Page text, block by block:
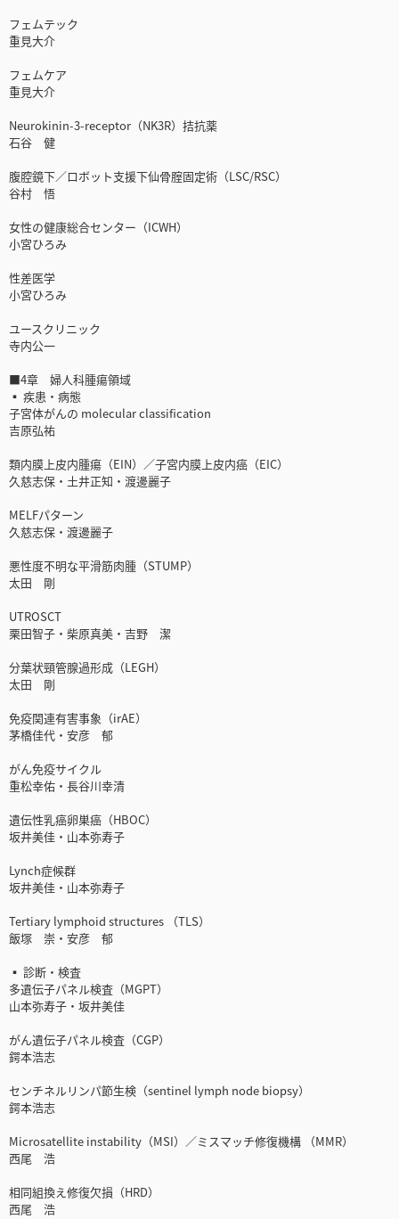
フェムテック
重見大介
フェムケア
重見大介
Neurokinin-3-receptor（NK3R）拮抗薬
石谷 健
腹腔鏡下／ロボット支援下仙骨腟固定術（LSC/RSC）
谷村 悟
女性の健康総合センター（ICWH）
小宮ひろみ
性差医学
小宮ひろみ
ユースクリニック
寺内公一
■4章 婦人科腫瘍領域
▪ 疾患・病態
子宮体がんの molecular classification
吉原弘祐
類内膜上皮内腫瘍（EIN）／子宮内膜上皮内癌（EIC）
久慈志保・土井正知・渡邊麗子
MELFパターン
久慈志保・渡邊麗子
悪性度不明な平滑筋肉腫（STUMP）
太田 剛
UTROSCT
栗田智子・柴原真美・吉野 潔
分葉状頸管腺過形成（LEGH）
太田 剛
免疫関連有害事象（irAE）
茅橋佳代・安彦 郁
がん免疫サイクル
重松幸佑・長谷川幸清
遺伝性乳癌卵巣癌（HBOC）
坂井美佳・山本弥寿子
Lynch症候群
坂井美佳・山本弥寿子
Tertiary lymphoid structures （TLS）
飯塚 崇・安彦 郁
▪ 診断・検査
多遺伝子パネル検査（MGPT）
山本弥寿子・坂井美佳
がん遺伝子パネル検査（CGP）
鍔本浩志
センチネルリンパ節生検（sentinel lymph node biopsy）
鍔本浩志
Microsatellite instability（MSI）／ミスマッチ修復機構 （MMR）
西尾 浩
相同組換え修復欠損（HRD）
西尾 浩